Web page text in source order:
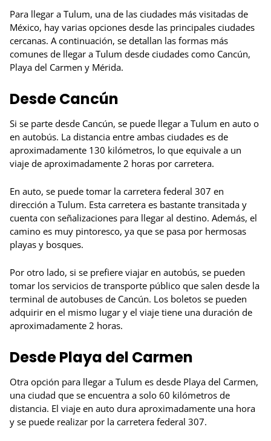
Para llegar a Tulum, una de las ciudades más visitadas de
México, hay varias opciones desde las principales ciudades
cercanas. A continuación, se detallan las formas más
comunes de llegar a Tulum desde ciudades como Cancún,
Playa del Carmen y Mérida.
Desde Cancún
Si se parte desde Cancún, se puede llegar a Tulum en auto o
en autobús. La distancia entre ambas ciudades es de
aproximadamente 130 kilómetros, lo que equivale a un
viaje de aproximadamente 2 horas por carretera.
En auto, se puede tomar la carretera federal 307 en
dirección a Tulum. Esta carretera es bastante transitada y
cuenta con señalizaciones para llegar al destino. Además, el
camino es muy pintoresco, ya que se pasa por hermosas
playas y bosques.
Por otro lado, si se prefiere viajar en autobús, se pueden
tomar los servicios de transporte público que salen desde la
terminal de autobuses de Cancún. Los boletos se pueden
adquirir en el mismo lugar y el viaje tiene una duración de
aproximadamente 2 horas.
Desde Playa del Carmen
Otra opción para llegar a Tulum es desde Playa del Carmen,
una ciudad que se encuentra a solo 60 kilómetros de
distancia. El viaje en auto dura aproximadamente una hora
y se puede realizar por la carretera federal 307.